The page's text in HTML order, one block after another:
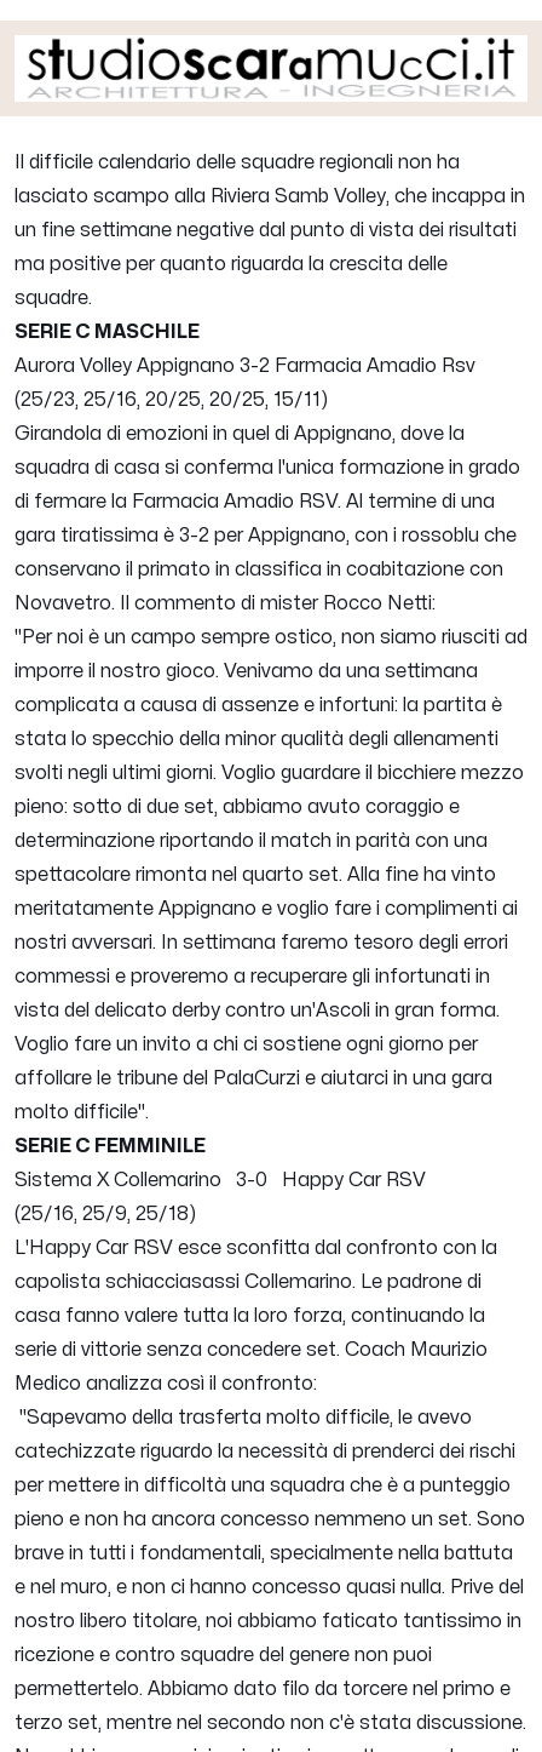
Il difficile calendario delle squadre regionali non ha
lasciato scampo alla Riviera Samb Volley, che incappa in
un fine settimane negative dal punto di vista dei risultati
ma positive per quanto riguarda la crescita delle
squadre.
SERIE C MASCHILE
Aurora Volley Appignano 3-2 Farmacia Amadio Rsv
(25/23, 25/16, 20/25, 20/25, 15/11)
Girandola di emozioni in quel di Appignano, dove la
squadra di casa si conferma l'unica formazione in grado
di fermare la Farmacia Amadio RSV. Al termine di una
gara tiratissima è 3-2 per Appignano, con i rossoblu che
conservano il primato in classifica in coabitazione con
Novavetro. Il commento di mister Rocco Netti:
" Per noi è un campo sempre ostico, non siamo riusciti ad
imporre il nostro gioco. Venivamo da una settimana
complicata a causa di assenze e infortuni: la partita è
stata lo specchio della minor qualità degli allenamenti
svolti negli ultimi giorni. Voglio guardare il bicchiere mezzo
pieno: sotto di due set, abbiamo avuto coraggio e
determinazione riportando il match in parità con una
spettacolare rimonta nel quarto set. Alla fine ha vinto
meritatamente Appignano e voglio fare i complimenti ai
nostri avversari. In settimana faremo tesoro degli errori
commessi e proveremo a recuperare gli infortunati in
vista del delicato derby contro un'Ascoli in gran forma.
Voglio fare un invito a chi ci sostiene ogni giorno per
affollare le tribune del PalaCurzi e aiutarci in una gara
molto difficile".
SERIE C FEMMINILE
Sistema X Collemarino 3-0 Happy Car RSV
(25/16, 25/9, 25/18)
L'Happy Car RSV esce sconfitta dal confronto con la
capolista schiacciasassi Collemarino. Le padrone di
casa fanno valere tutta la loro forza, continuando la
serie di vittorie senza concedere set. Coach Maurizio
Medico analizza così il confronto:
"Sapevamo della trasferta molto difficile, le avevo
catechizzate riguardo la necessità di prenderci dei rischi
per mettere in difficoltà una squadra che è a punteggio
pieno e non ha ancora concesso nemmeno un set. Sono
brave in tutti i fondamentali, specialmente nella battuta
e nel muro, e non ci hanno concesso quasi nulla. Prive del
nostro libero titolare, noi abbiamo faticato tantissimo in
ricezione e contro squadre del genere non puoi
permettertelo. Abbiamo dato filo da torcere nel primo e
terzo set, mentre nel secondo non c'è stata discussione.